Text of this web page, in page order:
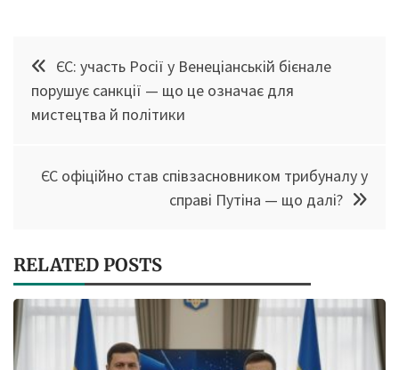
Навігація
записів
ЄС: участь Росії у Венеціанській бієнале
порушує санкції — що це означає для
мистецтва й політики
ЄС офіційно став співзасновником трибуналу у
справі Путіна — що далі?
RELATED POSTS